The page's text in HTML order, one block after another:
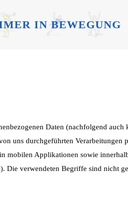
IN BEWEGUNG
Daten (nachfolgend auch
uns durchgeführten Verarbeitungen
mobilen Applikationen sowie
Die verwendeten Begriffe sind nicht